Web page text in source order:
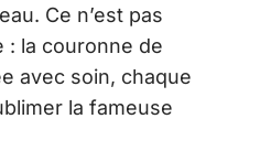
Ce n’est pas
: la couronne de
avec soin, chaque
la fameuse